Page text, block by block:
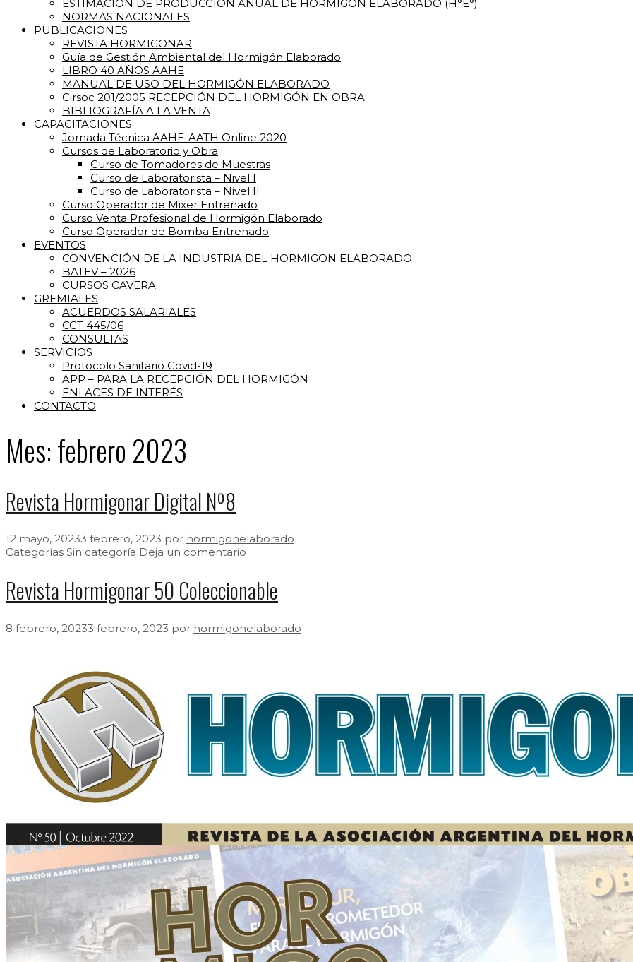
ESTIMACION DE PRODUCCION ANUAL DE HORMIGON ELABORADO (H°E°)
NORMAS NACIONALES
PUBLICACIONES
REVISTA HORMIGONAR
Guía de Gestión Ambiental del Hormigón Elaborado
LIBRO 40 AÑOS AAHE
MANUAL DE USO DEL HORMIGÓN ELABORADO
Cirsoc 201/2005 RECEPCIÓN DEL HORMIGÓN EN OBRA
BIBLIOGRAFÍA A LA VENTA
CAPACITACIONES
Jornada Técnica AAHE-AATH Online 2020
Cursos de Laboratorio y Obra
Curso de Tomadores de Muestras
Curso de Laboratorista – Nivel I
Curso de Laboratorista – Nivel II
Curso Operador de Mixer Entrenado
Curso Venta Profesional de Hormigón Elaborado
Curso Operador de Bomba Entrenado
EVENTOS
CONVENCIÓN DE LA INDUSTRIA DEL HORMIGON ELABORADO
BATEV – 2026
CURSOS CAVERA
GREMIALES
ACUERDOS SALARIALES
CCT 445/06
CONSULTAS
SERVICIOS
Protocolo Sanitario Covid-19
APP – PARA LA RECEPCIÓN DEL HORMIGÓN
ENLACES DE INTERÉS
CONTACTO
Mes:febrero 2023
Revista Hormigonar Digital Nº8
12 mayo, 20233 febrero, 2023 por hormigonelaborado
Categorías Sin categoría Deja un comentario
Revista Hormigonar 50 Coleccionable
8 febrero, 20233 febrero, 2023 por hormigonelaborado